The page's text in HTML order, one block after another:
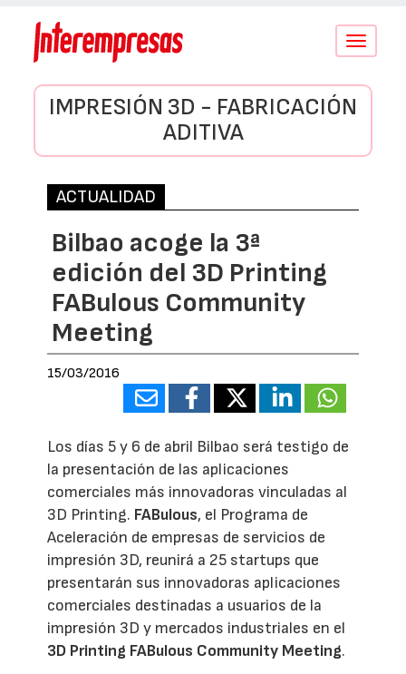
Conmutar
IMPRESIÓN 3D - FABRICACIÓN
ADITIVA
ACTUALIDAD
Bilbao acoge la 3ª
edición del 3D Printing
FABulous Community
Meeting
15/03/2016
Los días 5 y 6 de abril Bilbao será testigo de
la presentación de las aplicaciones
comerciales más innovadoras vinculadas al
3D Printing. FABulous, el Programa de
Aceleración de empresas de servicios de
impresión 3D, reunirá a 25 startups que
presentarán sus innovadoras aplicaciones
comerciales destinadas a usuarios de la
impresión 3D y mercados industriales en el
3D Printing FABulous Community Meeting.